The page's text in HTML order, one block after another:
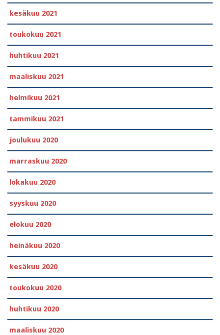
kesäkuu 2021
toukokuu 2021
huhtikuu 2021
maaliskuu 2021
helmikuu 2021
tammikuu 2021
joulukuu 2020
marraskuu 2020
lokakuu 2020
syyskuu 2020
elokuu 2020
heinäkuu 2020
kesäkuu 2020
toukokuu 2020
huhtikuu 2020
maaliskuu 2020